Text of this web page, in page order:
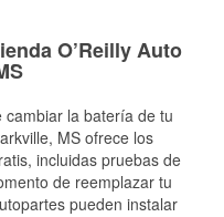
O’Reilly Auto
cambiar la batería de tu
MS ofrece los
incluidas pruebas de
de reemplazar tu
pueden instalar